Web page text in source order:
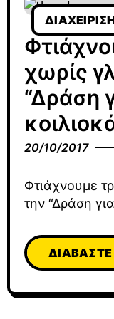
αποφύγουν
προέλευσης.
χωρίς
“Δράση
20/10/2017
Φτιάχνουμε
την “Δράση
την «Δράση
Ιωάννινα !!!
«Δράσης για